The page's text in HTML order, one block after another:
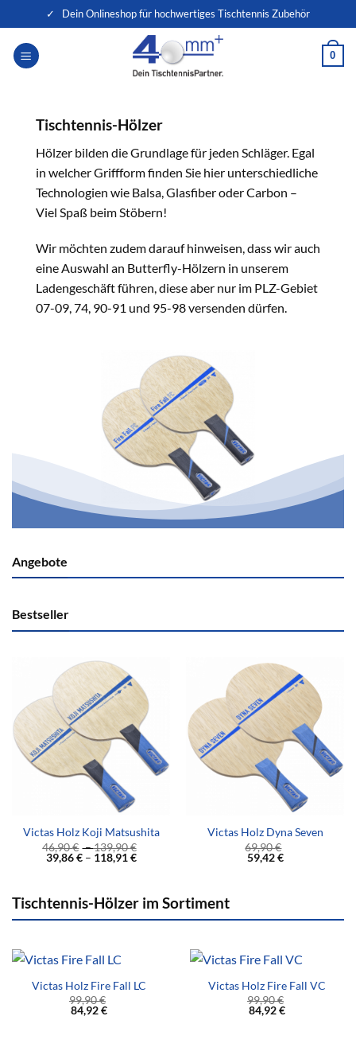
Inhalt
springen
✓ Dein Onlineshop für hochwertiges Tischtennis Zubehör
0
Tischtennis-Hölzer
Hölzer bilden die Grundlage für jeden Schläger. Egal
in welcher Griffform finden Sie hier unterschiedliche
Technologien wie Balsa, Glasfiber oder Carbon –
Viel Spaß beim Stöbern!
Wir möchten zudem darauf hinweisen, dass wir auch
eine Auswahl an Butterfly-Hölzern in unserem
Ladengeschäft führen, diese aber nur im PLZ-Gebiet
07-09, 74, 90-91 und 95-98 versenden dürfen.
Angebote
Bestseller
Victas Holz Koji Matsushita
46,90€ –139,90€
39,86€– 118,91€
Victas Holz Dyna Seven
69,90€
59,42€
Tischtennis-Hölzer im Sortiment
Victas Holz Fire Fall LC
99,90€
84,92€
Victas Holz Fire Fall VC
99,90€
84,92€